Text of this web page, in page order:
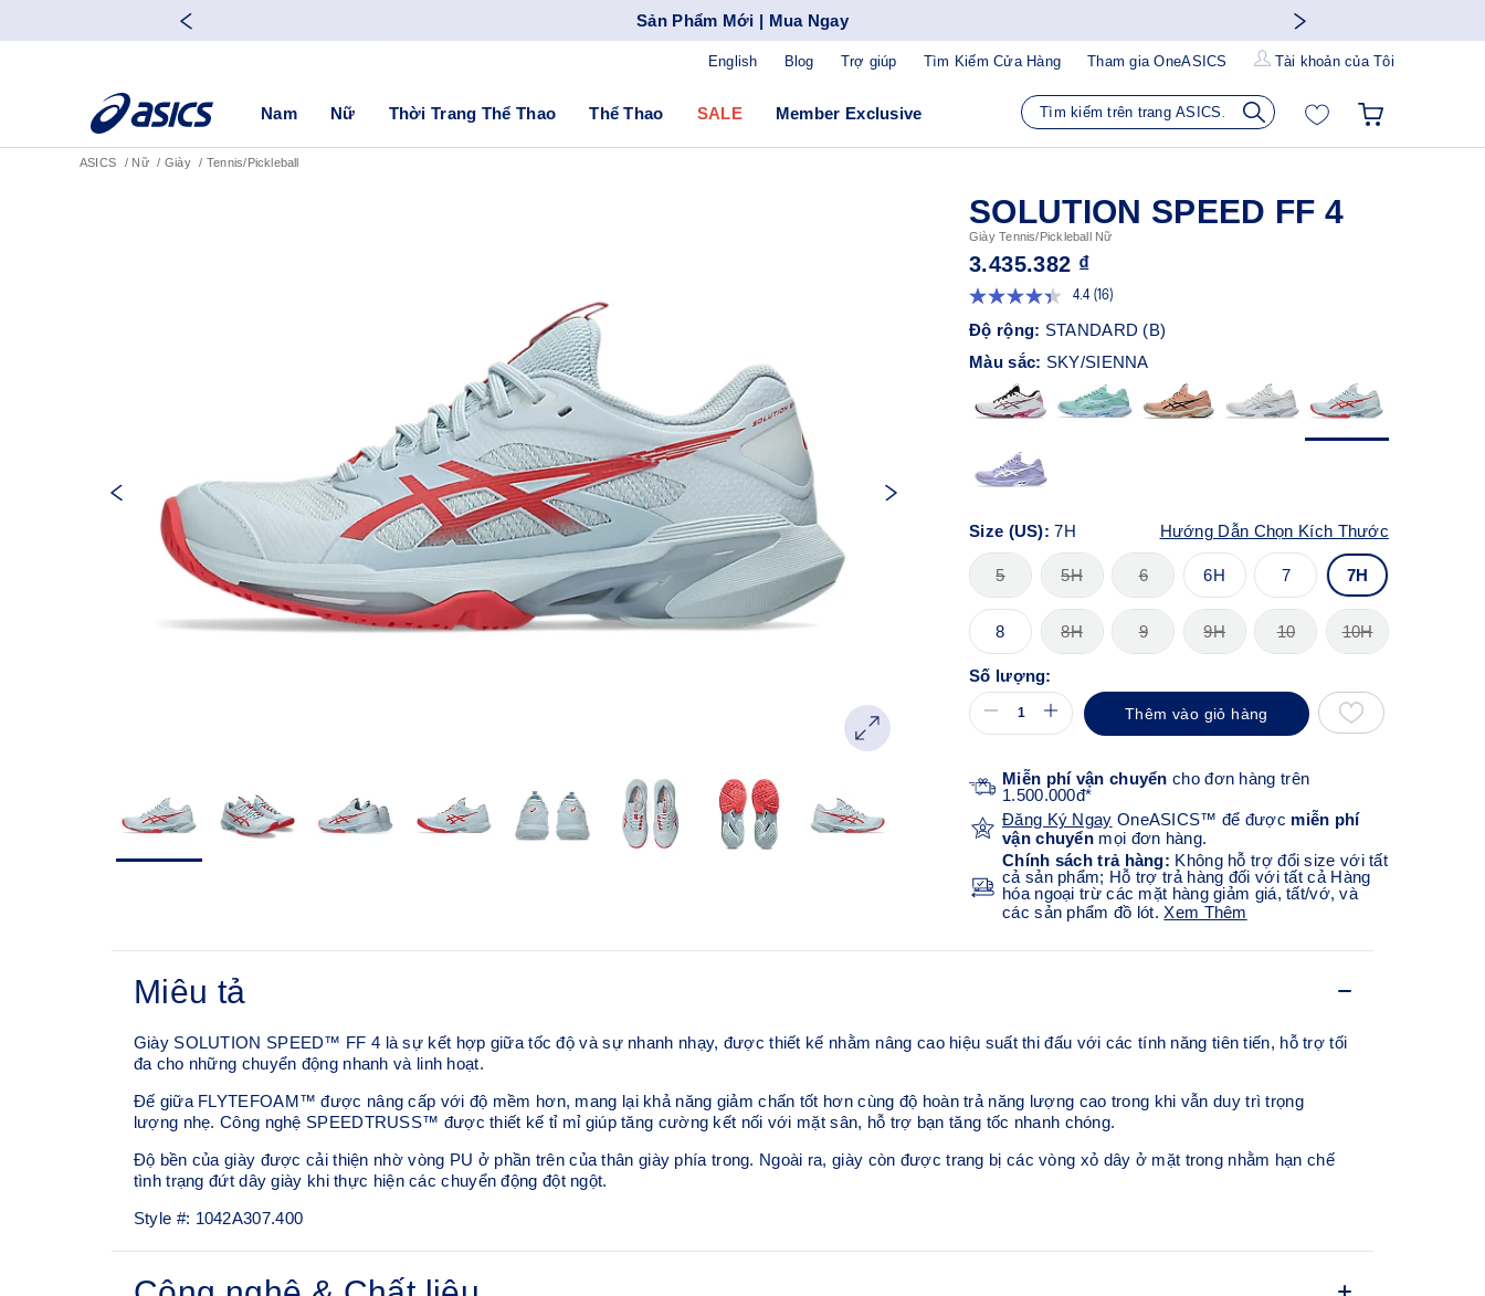
Sản Phẩm Mới | Mua Ngay
Blog Trợ giúp Tìm Kiếm Cửa Hàng Tham gia OneASICS Tài khoản của Tôi
English
Nam Nữ Thời Trang Thể Thao Thể Thao SALE Member Exclusive
ASICS Nữ Giày Tennis/Pickleball
SOLUTION SPEED FF 4
Giày Tennis/Pickleball Nữ
3.435.382 ₫
4.4 Đọc
16
đánh
giá.
Liên
kết
trang
(16)
Độ rộng: STANDARD (B)
Màu sắc: SKY/SIENNA
Size (US):7H Hướng Dẫn Chọn Kích Thước
5 5H 6 6H 7 7H
8 8H 9 9H 10 10H
Số lượng:
Thêm vào giỏ hàng
Miễn phí vận chuyển cho đơn hàng trên
1.500.000đ*
Đăng Ký Ngay OneASICS™ để được miễn phí
vận chuyển mọi đơn hàng.
Chính sách trả hàng: Không hỗ trợ đổi size với tất
cả sản phẩm; Hỗ trợ trả hàng đối với tất cả Hàng
hóa ngoại trừ các mặt hàng giảm giá, tất/vớ, và
các sản phẩm đồ lót.Xem Thêm
Miêu tả
Giày SOLUTION SPEED™ FF 4 là sự kết hợp giữa tốc độ và sự nhanh nhạy, được thiết kế nhằm nâng cao hiệu suất thi đấu với các tính năng tiên tiến, hỗ trợ tối
đa cho những chuyển động nhanh và linh hoạt.
Đế giữa FLYTEFOAM™ được nâng cấp với độ mềm hơn, mang lại khả năng giảm chấn tốt hơn cùng độ hoàn trả năng lượng cao trong khi vẫn duy trì trọng
lượng nhẹ. Công nghệ SPEEDTRUSS™ được thiết kế tỉ mỉ giúp tăng cường kết nối với mặt sân, hỗ trợ bạn tăng tốc nhanh chóng.
Độ bền của giày được cải thiện nhờ vòng PU ở phần trên của thân giày phía trong. Ngoài ra, giày còn được trang bị các vòng xỏ dây ở mặt trong nhằm hạn chế
tình trạng đứt dây giày khi thực hiện các chuyển động đột ngột.
Style #: 1042A307.400